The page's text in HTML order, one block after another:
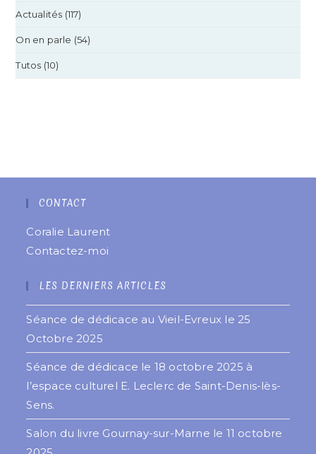
Actualités (117)
On en parle (54)
Tutos (10)
CONTACT
Coralie Laurent
Contactez-moi
LES DERNIERS ARTICLES
Séance de dédicace au Vieil-Evreux le 25
Octobre 2025
Séance de dédicace le 18 octobre 2025 à
l’espace culturel E. Leclerc de Saint-Denis-lès-
Sens.
Salon du livre Gournay-sur-Marne le 11 octobre